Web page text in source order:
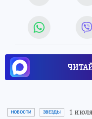
НОВОСТИ ЗВЕЗДЫ 1